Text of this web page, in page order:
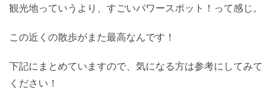
観光地っていうより、すごいパワースポット！って感じ。
この近くの散歩がまた最高なんです！
下記にまとめていますので、気になる方は参考にしてみて
ください！